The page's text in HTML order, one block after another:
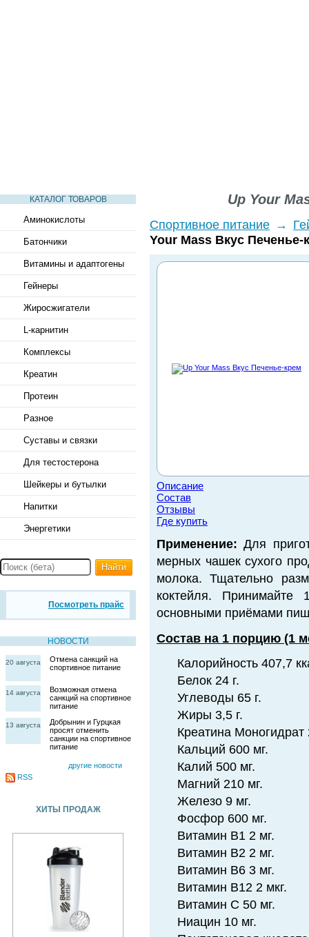
КАТАЛОГ ТОВАРОВ
Аминокислоты
Батончики
Витамины и адаптогены
Гейнеры
Жиросжигатели
L-карнитин
Комплексы
Креатин
Протеин
Разное
Суставы и связки
Для тестостерона
Шейкеры и бутылки
Напитки
Энергетики
Найти
Посмотреть прайс
НОВОСТИ
20 августа
Отмена санкций на
спортивное питание
14 августа
Возможная отмена
санкций на спортивное
питание
13 августа
Добрынин и Гурцкая
просят отменить
санкции на спортивное
питание
другие новости
RSS
ХИТЫ ПРОДАЖ
Up Your
Спортивное питание →
Your Mass Вкус Печенье-
Описание
Состав
Отзывы
Где купить
Применение: Для
мерных чашек сухого
молока. Тщательно
коктейля.
основными приёмами
Состав на 1 порцию (1
Калорийность 407,7
Белок 24 г.
Углеводы 65 г.
Жиры 3,5 г.
Креатина Моногидрат
Кальций 600 мг.
Калий 500 мг.
Магний 210 мг.
Железо 9 мг.
Фосфор 600 мг.
Витамин В1 2 мг.
Витамин В2 2 мг.
Витамин В6 3 мг.
Витамин В12 2 мкг.
Витамин С 50 мг.
Ниацин 10 мг.